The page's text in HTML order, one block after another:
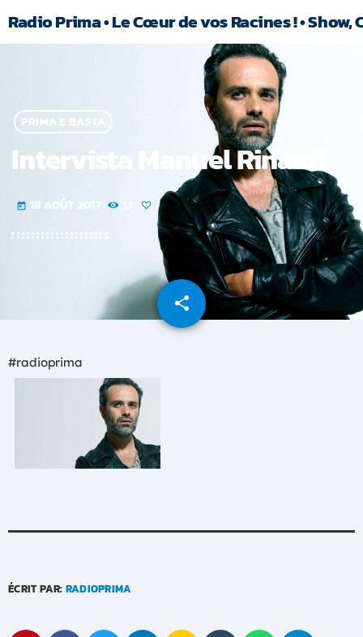
Radio Prima • Le Cœur de vos Racines ! •
PRIMA E BASTA
Intervista Manuel Rinaldi
today 18 AOÛT 2017
share
email
#radioprima
ÉCRIT PAR: RADIOPRIMA